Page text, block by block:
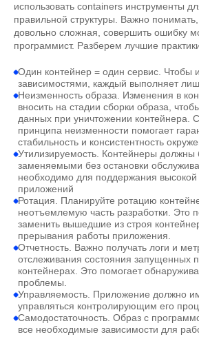
использовать containers инструменты
правильной структуры. Важно понимать,
довольно сложная, совершить ошибку
программист. Разберем лучшие
Один контейнер = один сервис. Чтобы
зависимостями, каждый выполняет
Неизменность образа. Изменения в
вносить на стадии сборки образа,
данных при уничтожении контейнера.
принципа неизменности помогает
стабильность и консистентность
Утилизируемость. Контейнеры должны
заменяемыми без остановки
необходимо для поддержания высокой
приложений
Ротация. Планируйте ротацию
неотъемлемую часть разработки. Это
заменить вышедшие из строя
прерывания работы приложения.
Отчетность. Важно получать логи и
отслеживания состояния запущенных
контейнерах. Это помогает
проблемы.
Управляемость. Приложение должно
управляться контролирующим его
Самодостаточность. Образ с
все необходимые зависимости для